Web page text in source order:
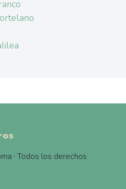
· Todos los derechos